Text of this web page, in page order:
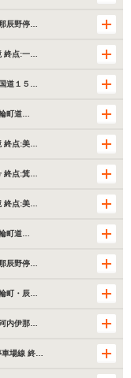
辰野停…
終点:一…
道１５…
町道…
終点:美…
終点:箕…
終点:美…
町道…
辰野停…
町・辰…
内伊那…
車場線 終…